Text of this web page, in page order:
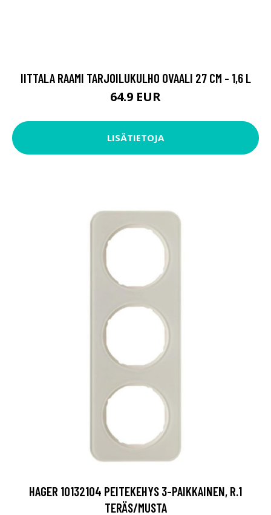
IITTALA RAAMI TARJOILUKULHO OVAALI 27 CM - 1,6 L
64.9 EUR
LISÄTIETOJA
HAGER 10132104 PEITEKEHYS 3-PAIKKAINEN, R.1
TERÄS/MUSTA